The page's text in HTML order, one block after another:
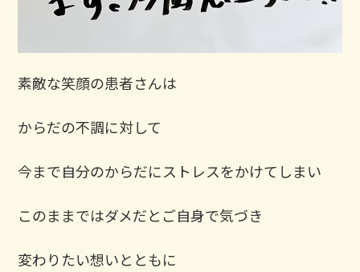
素敵な笑顔の患者さんは
からだの不調に対して
今まで自分のからだにストレスをかけてしまい
このままではダメだとご自身で気づき
変わりたい想いとともに